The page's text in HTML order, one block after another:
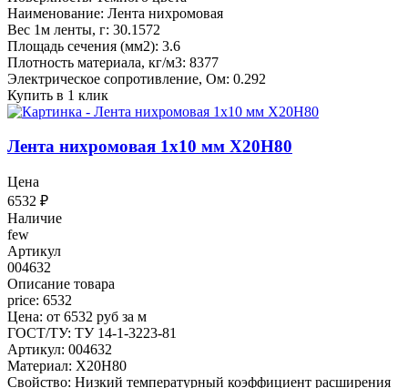
Наименование: Лента нихромовая
Вес 1м ленты, г: 30.1572
Площадь сечения (мм2): 3.6
Плотность материала, кг/м3: 8377
Электрическое сопротивление, Ом: 0.292
Купить в 1 клик
Лента нихромовая 1x10 мм Х20Н80
Цена
6532 ₽
Наличие
few
Артикул
004632
Описание товара
price: 6532
Цена: от 6532 руб за м
ГОСТ/ТУ: ТУ 14-1-3223-81
Артикул: 004632
Материал: Х20Н80
Свойство: Низкий температурный коэффициент расширения